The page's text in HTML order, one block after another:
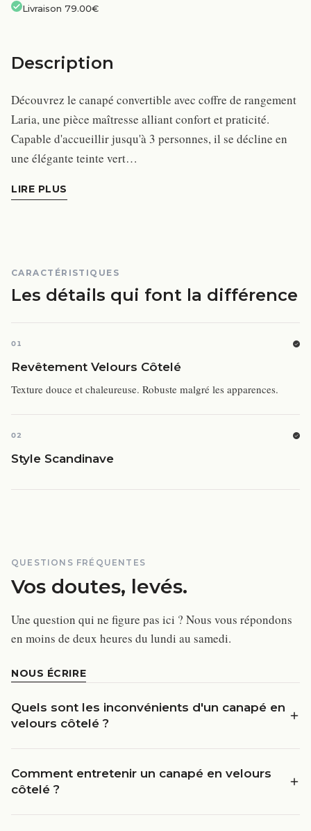
Livraison 79.00€
Description
Découvrez le canapé convertible avec coffre de rangement
Laria, une pièce maîtresse alliant confort et praticité.
Capable d'accueillir jusqu'à 3 personnes, il se décline en
une élégante teinte vert…
LIRE PLUS
CARACTÉRISTIQUES
Les détails qui font la différence
01
Revêtement Velours Côtelé
Texture douce et chaleureuse. Robuste malgré les apparences.
02
Style Scandinave
QUESTIONS FRÉQUENTES
Vos doutes, levés.
Une question qui ne figure pas ici ? Nous vous répondons
en moins de deux heures du lundi au samedi.
NOUS ÉCRIRE
Quels sont les inconvénients d'un canapé en
velours côtelé ?
Comment entretenir un canapé en velours
côtelé ?